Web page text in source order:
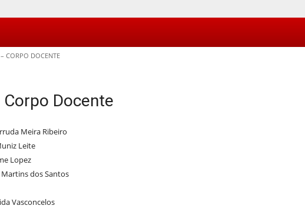
– CORPO DOCENTE
Docente
Meira Ribeiro
Leite
Lopez
Martins dos Santos
Vasconcelos